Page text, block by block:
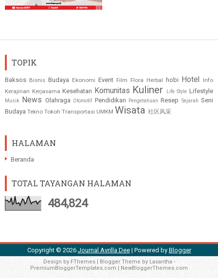
TOPIK
Baksos Bisnis Budaya Ekonomi Event Film Flora Herbal hobi Hotel
Info
Kerajinan Kerjasama Kesehatan Komunitas Kuliner Life Style Lifestyle
Musik News Olahraga Otomotif Pendidikan Pengetahuan Resep Sejarah Seni
Budaya Tekno Tokoh Transportasi UMKM Wisata 社区风采
HALAMAN
Beranda
TOTAL TAYANGAN HALAMAN
484,824
Copyright © 2026 Journal Avrilla Dee| Powered by Blogger
Design by FThemes| Blogger Theme by Lasantha -
PremiumBloggerTemplates.com | NewBloggerThemes.com